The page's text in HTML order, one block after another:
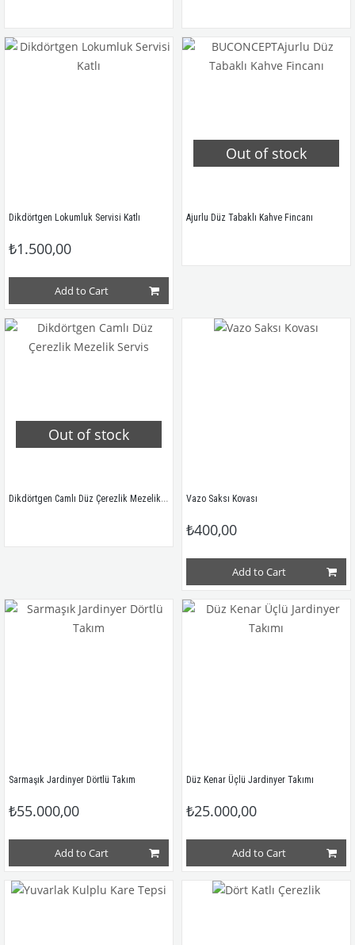
Dikdörtgen Lokumluk Servisi Katlı
₺1.500,00
Add to Cart
Out of stock
Ajurlu Düz Tabaklı Kahve Fincanı
Out of stock
Dikdörtgen Camlı Düz Çerezlik Mezelik Servis Vazo Saksı Kovası
₺400,00
Add to Cart
Sarmaşık Jardinyer Dörtlü Takım
₺55.000,00
Add to Cart
Düz Kenar Üçlü Jardinyer Takımı
₺25.000,00
Add to Cart